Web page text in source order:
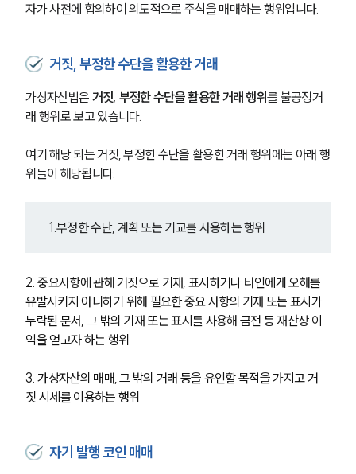
자가 사전에 합의하여 의도적으로 주식을 매매하는 행위입니다.
거짓, 부정한 수단을 활용한 거래
가상자산법은 거짓, 부정한 수단을 활용한 거래 행위를 불공정거
래 행위로 보고 있습니다.
여기 해당 되는 거짓, 부정한 수단을 활용한 거래 행위에는 아래 행
위들이 해당됩니다.
1.부정한 수단, 계획 또는 기교를 사용하는 행위
2. 중요사항에 관해 거짓으로 기재, 표시하거나 타인에게 오해를
유발시키지 아니하기 위해 필요한 중요 사항의 기재 또는 표시가
누락된 문서, 그 밖의 기재 또는 표시를 사용해 금전 등 재산상 이
익을 얻고자 하는 행위
3. 가상자산의 매매, 그 밖의 거래 등을 유인할 목적을 가지고 거
짓 시세를 이용하는 행위
자기 발행 코인 매매